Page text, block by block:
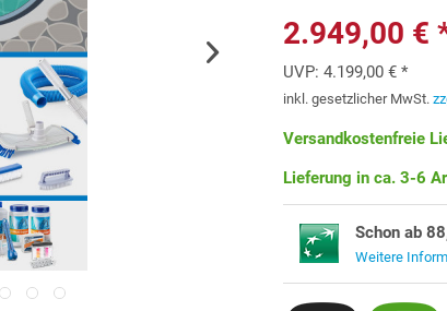
2.949,00 €
UVP:4.199,00 € *
inkl. gesetzlicher MwSt.
Versandkostenfreie
Lieferung in ca. 3-6
Schon ab
Weitere